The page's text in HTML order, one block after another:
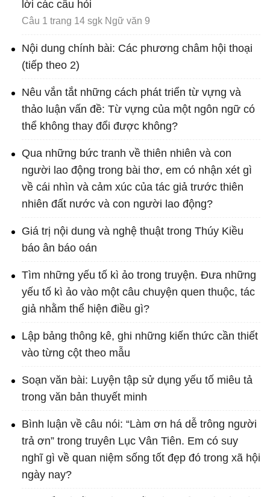
lời các câu hỏi
Câu 1 trang 14 sgk Ngữ văn 9
Nội dung chính bài: Các phương châm hội thoại
(tiếp theo 2)
Nêu vắn tắt những cách phát triển từ vựng và
thảo luận vấn đề: Từ vựng của một ngôn ngữ có
thể không thay đổi được không?
Qua những bức tranh về thiên nhiên và con
người lao động trong bài thơ, em có nhận xét gì
về cái nhìn và cảm xúc của tác giả trước thiên
nhiên đất nước và con người lao động?
Giá trị nội dung và nghệ thuật trong Thúy Kiều
báo ân báo oán
Tìm những yếu tố kì ảo trong truyện. Đưa những
yếu tố kì ảo vào một câu chuyện quen thuộc, tác
giả nhằm thể hiện điều gì?
Lập bảng thông kê, ghi những kiến thức cần thiết
vào từng cột theo mẫu
Soạn văn bài: Luyện tập sử dụng yếu tố miêu tả
trong văn bản thuyết minh
Bình luận về câu nói: “Làm ơn há dễ trông người
trả ơn” trong truyên Lục Vân Tiên. Em có suy
nghĩ gì về quan niệm sống tốt đẹp đó trong xã hội
ngày nay?